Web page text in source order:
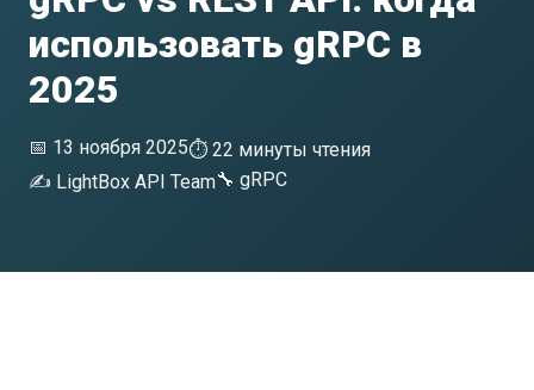
использовать gRPC в
2025
📅 13 ноября 2025⏱ 22 минуты чтения
✍️ LightBox API Team🔧 gRPC